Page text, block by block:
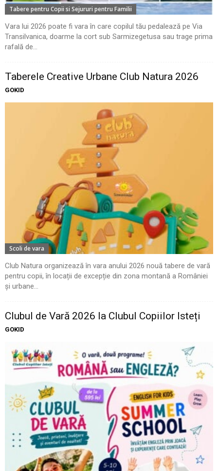
Tabere pentru Copii si Sejururi pentru Familii
Vara lui 2026 poate fi vara în care copilul tău pedalează pe Via
Transilvanica, doarme la cort sub Sarmizegetusa sau trage prima
rafală de...
Taberele Creative Urbane Club Natura 2026
GOKID
Scoli de vara
Club Natura organizează în vara anului 2026 nouă tabere de vară
pentru copii, în locații de excepție din zona montană a României
și urbane...
Clubul de Vară 2026 la Clubul Copiilor Isteți
GOKID